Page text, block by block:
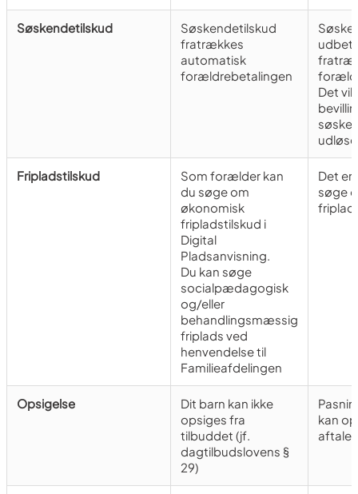
Søskendetilskud
Søskendetilskud
fratrækkes
automatisk
forældrebetalingen
Det vil
Fripladstilskud
Som forælder kan
du søge om
økonomisk
fripladstilskud i
Digital
Pladsanvisning.
Du kan søge
socialpædagogisk
og/eller
behandlingsmæssig
friplads ved
henvendelse til
Familieafdelingen
Det er
søge
Opsigelse
Dit barn kan ikke
opsiges fra
tilbuddet (jf.
dagtilbudslovens §
29)
kan
aftale